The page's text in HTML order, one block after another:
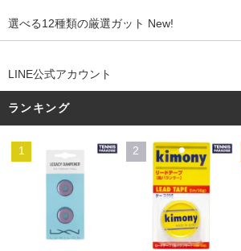
選べる12種類の厳選ガット New!
LINE公式アカウント
ランキング
1 2